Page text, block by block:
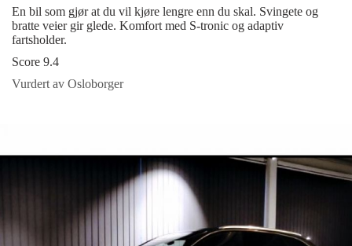
En bil som gjør at du vil kjøre lengre enn du skal. Svingete og
bratte veier gir glede. Komfort med S-tronic og adaptiv
fartsholder.
Score 9.4
Vurdert av Osloborger